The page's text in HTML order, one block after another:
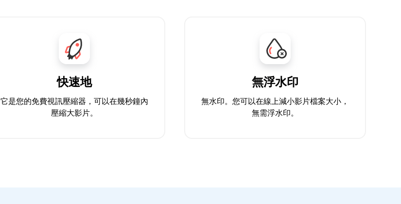
快速地
它是您的免費視訊壓縮器，可以在幾秒鐘內
壓縮大影片。
無浮水印
無水印。您可以在線上減小影片檔案大小，
無需浮水印。